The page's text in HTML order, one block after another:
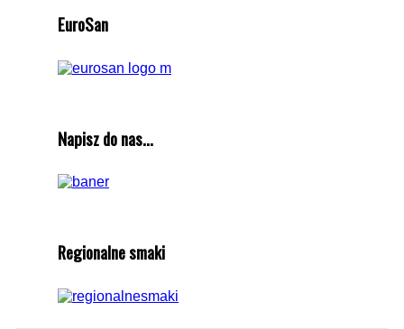
EuroSan
Napisz do nas...
Regionalne smaki